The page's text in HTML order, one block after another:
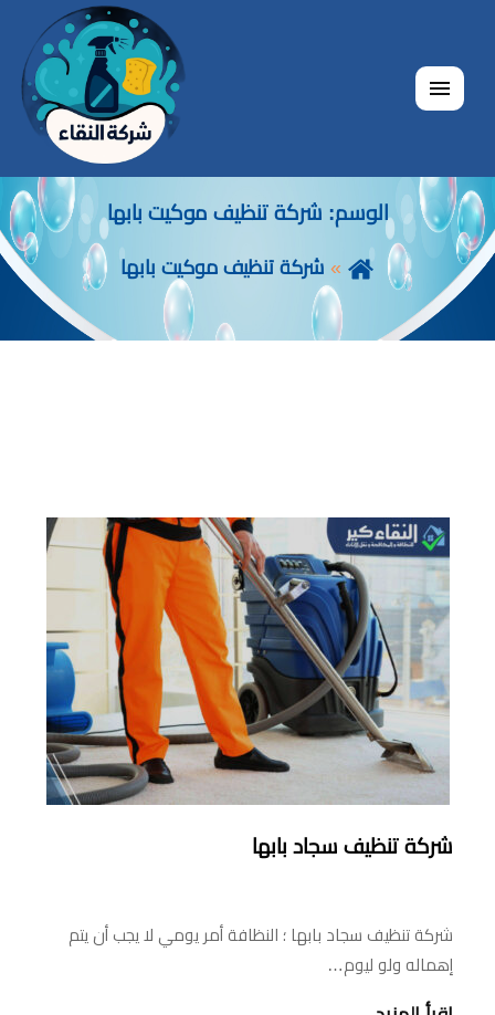
القائمة
الوسم: شركة تنظيف موكيت بابها
شركة تنظيف موكيت بابها
شركة تنظيف سجاد بابها
شركة تنظيف سجاد بابها ؛ النظافة أمر يومي لا يجب أن يتم
إهماله ولو ليوم…